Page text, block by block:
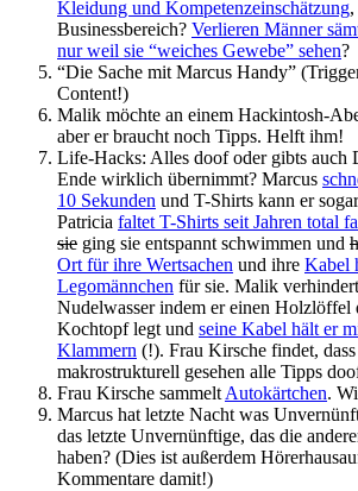
Kleidung und Kompetenzeinschätzung
Businessbereich? Verlieren Männer
nur weil sie “weiches Gewebe” sehen?
“Die Sache mit Marcus Handy”
Content!)
Malik möchte an einem Hackintosh-
aber er braucht noch Tipps. Helft ihm!
Life-Hacks: Alles doof oder gibts auch
Ende wirklich übernimmt? Marcus
10 Sekunden und T-Shirts kann er
Patricia faltet T-Shirts seit Jahren total
sie ging sie entspannt schwimmen und
Ort für ihre Wertsachen und ihre Kabel
Legomännchen für sie. Malik
Nudelwasser indem er einen Holzlöffel
Kochtopf legt und seine Kabel hält er
Klammern (!). Frau Kirsche findet,
makrostrukturell gesehen alle Tipps
Frau Kirsche sammeltAutokärtchen.
Marcus hat letzte Nacht was
das letzte Unvernünftige, das die
haben? (Dies ist außerdem
Kommentare damit!)